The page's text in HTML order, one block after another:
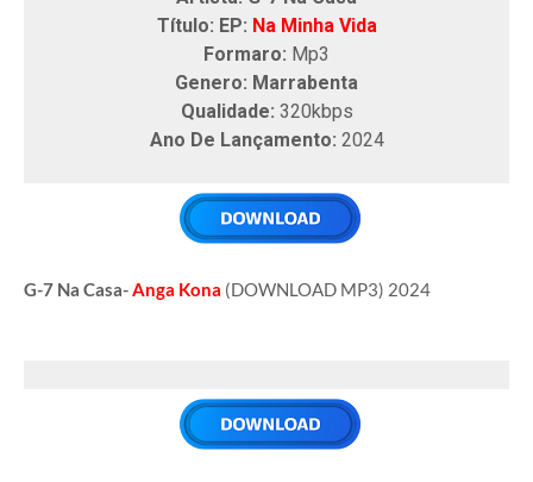
Título: EP: Na Minha Vida
Formaro: Mp3
Genero: Marrabenta
Qualidade: 320kbps
Ano De Lançamento: 2024
G-7 Na Casa-Anga Kona (DOWNLOAD MP3) 2024